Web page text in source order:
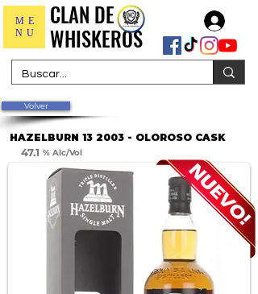
CLAN DE
WHISKEROS
CLAN DE
WHISKEROS
ME
NU
Volver
HAZELBURN 13 2003 - OLOROSO CASK
47.1 % Alc/Vol